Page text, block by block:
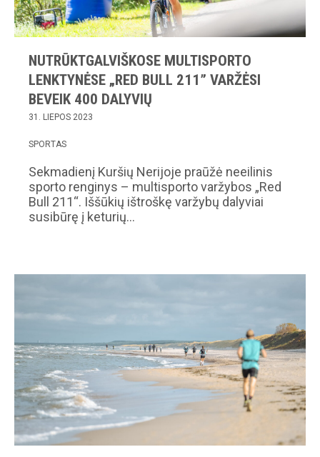
NUTRŪKTGALVIŠKOSE MULTISPORTO
LENKTYNĖSE „RED BULL 211” VARŽĖSI
BEVEIK 400 DALYVIŲ
31. LIEPOS 2023
SPORTAS
Sekmadienį Kuršių Nerijoje praūžė neeilinis
sporto renginys – multisporto varžybos „Red
Bull 211“. Iššūkių ištroškę varžybų dalyviai
susibūrę į keturių…